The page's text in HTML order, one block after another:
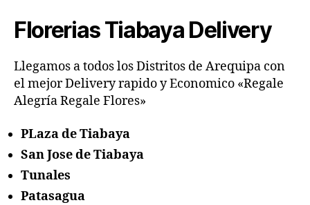
FloreriasTiabaya Delivery
Llegamos a todos los Distritos de Arequipa con
el mejor Delivery rapido y Economico «Regale
Alegría Regale Flores»
PLaza de Tiabaya
San Jose de Tiabaya
Tunales
Patasagua